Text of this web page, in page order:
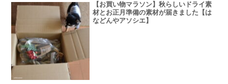
【お買い物マラソン】秋らしいドライ素
材とお正月準備の素材が届きました【は
などんやアソシエ】